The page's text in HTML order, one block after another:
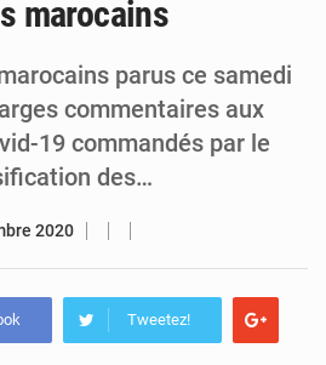
marocains
parus ce samedi
commentaires aux
19 commandés par le
des…
2020
Tweetez!